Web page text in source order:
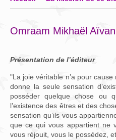
Omraam Mikhaël
Présentation de l’éditeur
"La joie véritable n’a pour
donne la seule sensation
posséder quelque chose ou
l’existence des êtres et des
sensation qu’ils vous
que ce qui vous appartient ne
vous réjouit, vous le possédez,